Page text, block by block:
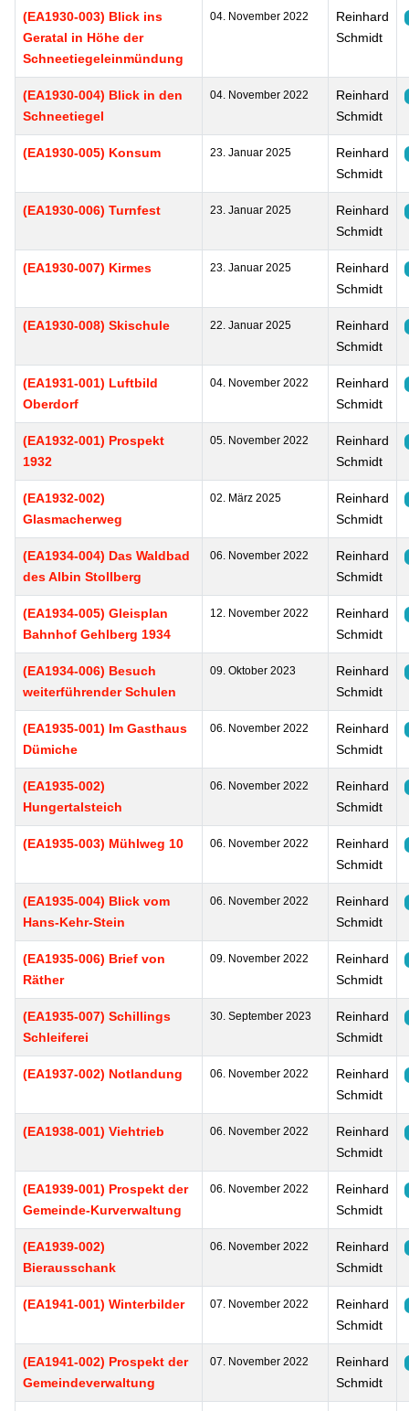
(EA1930-003) Blick ins
Geratal in Höhe der
Schneetiegeleinmündung
04. November 2022
Reinhard
Schmidt
(EA1930-004) Blick in den
Schneetiegel
04. November 2022
Reinhard
Schmidt
(EA1930-005) Konsum 23. Januar 2025
Reinhard
Schmidt
(EA1930-006) Turnfest 23. Januar 2025
Reinhard
Schmidt
(EA1930-007) Kirmes 23. Januar 2025
Reinhard
Schmidt
(EA1930-008) Skischule 22. Januar 2025
Reinhard
Schmidt
(EA1931-001) Luftbild
Oberdorf
04. November 2022
Reinhard
Schmidt
(EA1932-001) Prospekt
1932
05. November 2022
Reinhard
Schmidt
(EA1932-002)
Glasmacherweg
02. März 2025
Reinhard
Schmidt
(EA1934-004) Das Waldbad
des Albin Stollberg
06. November 2022
Reinhard
Schmidt
(EA1934-005) Gleisplan
Bahnhof Gehlberg 1934
12. November 2022
Reinhard
Schmidt
(EA1934-006) Besuch
weiterführender Schulen
09. Oktober 2023
Reinhard
Schmidt
(EA1935-001) Im Gasthaus
Dümiche
06. November 2022
Reinhard
Schmidt
(EA1935-002)
Hungertalsteich
06. November 2022
Reinhard
Schmidt
(EA1935-003) Mühlweg 10 06. November 2022
Reinhard
Schmidt
(EA1935-004) Blick vom
Hans-Kehr-Stein
06. November 2022
Reinhard
Schmidt
(EA1935-006) Brief von
Räther
09. November 2022
Reinhard
Schmidt
(EA1935-007) Schillings
Schleiferei
30. September 2023
Reinhard
Schmidt
(EA1937-002) Notlandung 06. November 2022
Reinhard
Schmidt
(EA1938-001) Viehtrieb 06. November 2022
Reinhard
Schmidt
(EA1939-001) Prospekt der
Gemeinde-Kurverwaltung
06. November 2022
Reinhard
Schmidt
(EA1939-002)
Bierausschank
06. November 2022
Reinhard
Schmidt
(EA1941-001) Winterbilder 07. November 2022
Reinhard
Schmidt
(EA1941-002) Prospekt der
Gemeindeverwaltung
07. November 2022
Reinhard
Schmidt